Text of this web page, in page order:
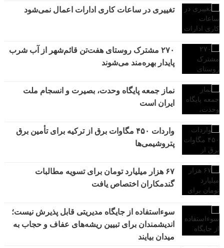
تغییری در ساعات کاری ادارات اعمال نمی‌شود
۲۷۰ مشترک روستای هفت‌تن قائم‌شهر از آب شرب
پایدار بهره‌مند می‌شوند
نماز جمعه پایگاه وحدت، بصیرت و انسجام ملت
ایران است
واردات ۴۵۰ مگاوات برق از ترکیه برای تأمین برق
پتروشیمی‌ها
۶۷ هزار میلیارد تومان برای تسویه مطالبات
گندمکاران اختصاص یافت
سوءاستفاده از جایگاه مدیریتی قابل پذیرش نیست؛
اندیشمندان برای تبیین ریشه‌های عفاف و حجاب به
میدان بیایند